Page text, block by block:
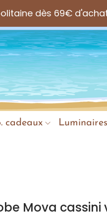
dès 69€
cadeaux Luminaires
Mova cassini